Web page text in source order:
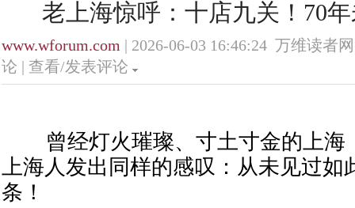
老上海惊呼：十店九关！70
www.wforum.com | 2026-06-03 16:46:24 万维读者
论 | 查看/发表评论
曾经灯火璀璨、寸土寸金的上海
上海人发出同样的感叹：从未见过如
条！